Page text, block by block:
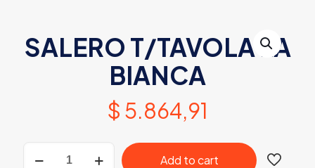
SALERO T/TAVOLA LA
BIANCA
$ 5.864,91
T/TAVOLA
Add to cart